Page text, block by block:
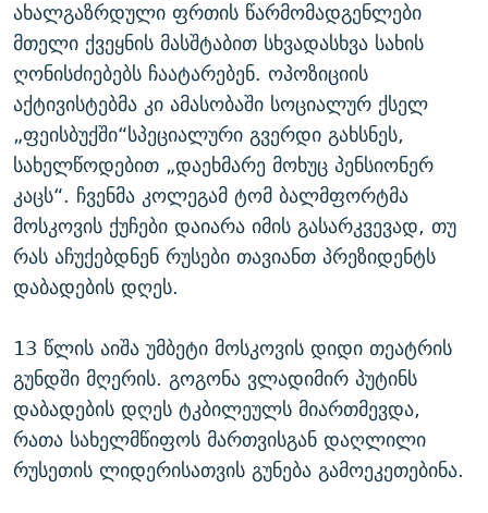
ახალგაზრდული ფრთის წარმომადგენლები
მთელი ქვეყნის მასშტაბით სხვადასხვა სახის
ღონისძიებებს ჩაატარებენ. ოპოზიციის
აქტივისტებმა კი ამასობაში სოციალურ ქსელ
„ფეისბუქში“სპეციალური გვერდი გახსნეს,
სახელწოდებით „დაეხმარე მოხუც პენსიონერ
კაცს“. ჩვენმა კოლეგამ ტომ ბალმფორტმა
მოსკოვის ქუჩები დაიარა იმის გასარკვევად, თუ
რას აჩუქებდნენ რუსები თავიანთ პრეზიდენტს
დაბადების დღეს.
13 წლის აიშა უმბეტი მოსკოვის დიდი თეატრის
გუნდში მღერის. გოგონა ვლადიმირ პუტინს
დაბადების დღეს ტკბილეულს მიართმევდა,
რათა სახელმწიფოს მართვისგან დაღლილი
რუსეთის ლიდერისათვის გუნება გამოეკეთებინა.